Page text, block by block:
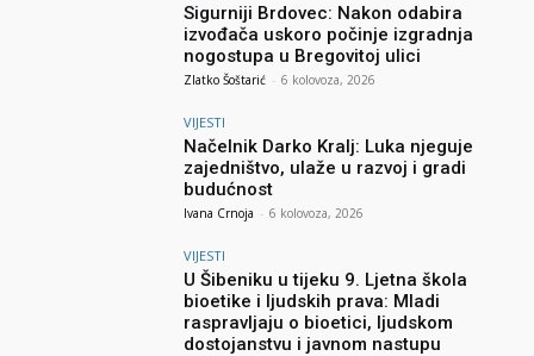
Sigurniji Brdovec: Nakon odabira
izvođača uskoro počinje izgradnja
nogostupa u Bregovitoj ulici
Zlatko Šoštarić - 6 kolovoza, 2026
VIJESTI
Načelnik Darko Kralj: Luka njeguje
zajedništvo, ulaže u razvoj i gradi
budućnost
Ivana Crnoja - 6 kolovoza, 2026
VIJESTI
U Šibeniku u tijeku 9. Ljetna škola
bioetike i ljudskih prava: Mladi
raspravljaju o bioetici, ljudskom
dostojanstvu i javnom nastupu